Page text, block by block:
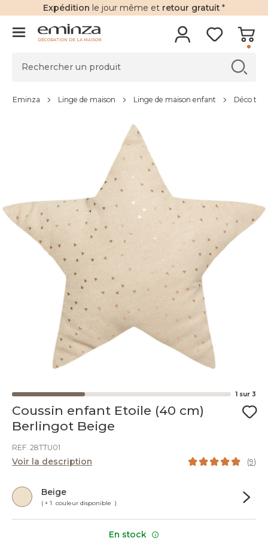
Expédition le jour même et retour gratuit *
DÉCORATION DE LA MAISON
Eminza Linge de maison Linge de maison enfant Déco
1 sur 3
Coussin enfant Etoile (40 cm)
Berlingot Beige
REF. 28TTU01
Voir la description (9)
Beige
( + 1 couleur disponible )